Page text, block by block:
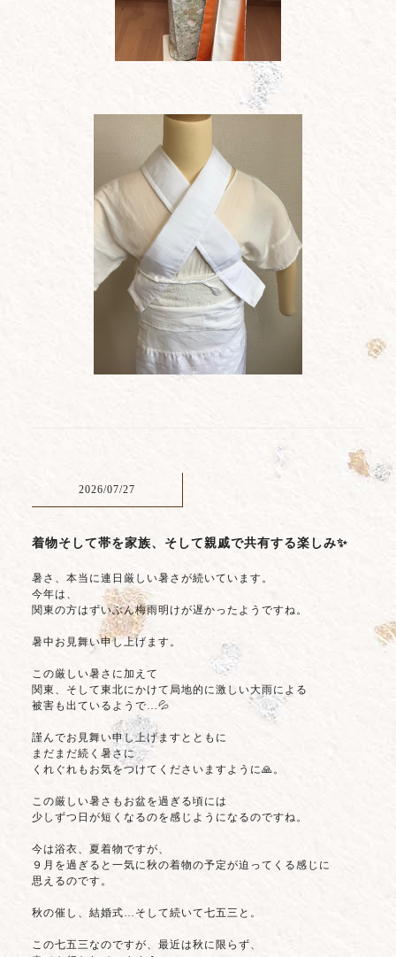
2026/07/27
着物そして帯を家族、そして親戚で共有する楽しみ✨
暑さ、本当に連日厳しい暑さが続いています。
今年は、
関東の方はずいぶん梅雨明けが遅かったようですね。
暑中お見舞い申し上げます。
この厳しい暑さに加えて
関東、そして東北にかけて局地的に激しい大雨による
被害も出ているようで…💦
謹んでお見舞い申し上げますとともに
まだまだ続く暑さに
くれぐれもお気をつけてくださいますように🙏。
この厳しい暑さもお盆を過ぎる頃には
少しずつ日が短くなるのを感じようになるのですね。
今は浴衣、夏着物ですが、
９月を過ぎると一気に秋の着物の予定が迫ってくる感じに
思えるのです。
秋の催し、結婚式…そして続いて七五三と。
この七五三なのですが、最近は秋に限らず、